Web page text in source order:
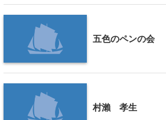
五色のペンの会
村瀨 孝生